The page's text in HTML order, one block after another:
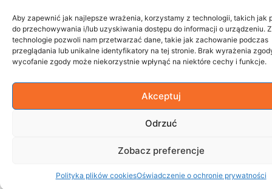
Aby zapewnić jak najlepsze wrażenia, korzystamy z technologii, takich jak
do przechowywania i/lub uzyskiwania dostępu do informacji o urządzeniu.
technologie pozwoli nam przetwarzać dane, takie jak zachowanie podczas
przeglądania lub unikalne identyfikatory na tej stronie. Brak wyrażenia
wycofanie zgody może niekorzystnie wpłynąć na niektóre cechy i funkcje.
Akceptuj
Odrzuć
Zobacz preferencje
Polityka plików cookiesOświadczenie o ochronie prywatności